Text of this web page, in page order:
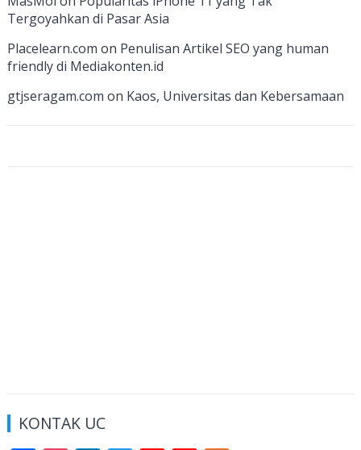
h
a
n
n
Tergoyahkan di Pasar Asia
Placelearn.com on Penulisan Artikel SEO yang human
friendly di Mediakonten.id
gtjseragam.com on Kaos, Universitas dan Kebersamaan
KONTAK UC